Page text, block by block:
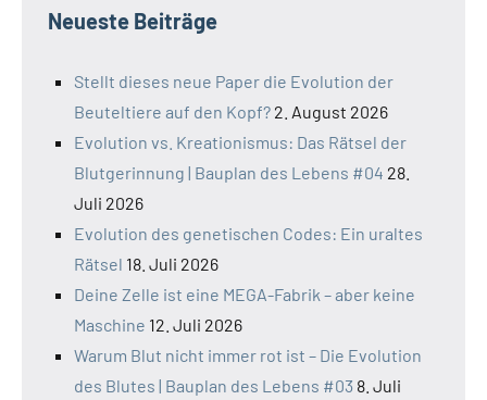
Neueste Beiträge
Stellt dieses neue Paper die Evolution der
Beuteltiere auf den Kopf? 2. August 2026
Evolution vs. Kreationismus: Das Rätsel der
Blutgerinnung | Bauplan des Lebens #04 28.
Juli 2026
Evolution des genetischen Codes: Ein uraltes
Rätsel 18. Juli 2026
Deine Zelle ist eine MEGA-Fabrik – aber keine
Maschine 12. Juli 2026
Warum Blut nicht immer rot ist – Die Evolution
des Blutes | Bauplan des Lebens #03 8. Juli